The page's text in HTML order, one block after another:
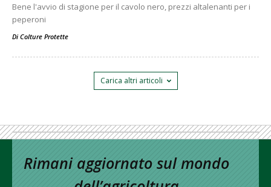
Bene l'avvio di stagione per il cavolo nero, prezzi altalenanti per i
peperoni
Di Colture Protette
Carica altri articoli
Rimani aggiornato sul mondo